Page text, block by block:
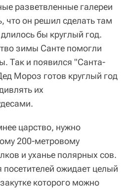
разветвленные галереи
что он решил сделать там
бы круглый год.
зимы Санте помогли
Так и появился "Санта-
Мороз готов круглый год
их
царство, нужно
200-метровому
и уханье полярных сов.
посетителей ожидает целый
которого можно